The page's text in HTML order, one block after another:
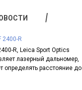
2400-R
R, Leica Sport Optics
лазерный дальномер,
определять расстояние до